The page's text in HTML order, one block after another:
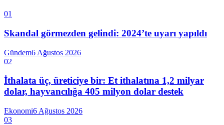
01
Skandal görmezden gelindi: 2024’te uyarı yapıldı
Gündem6 Ağustos 2026
02
İthalata üç, üreticiye bir: Et ithalatına 1,2 milyar
dolar, hayvancılığa 405 milyon dolar destek
Ekonomi6 Ağustos 2026
03